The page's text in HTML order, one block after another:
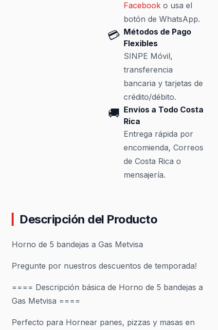
Facebooko usa el
botón de WhatsApp.
💳 Métodos de Pago
Flexibles
SINPE Móvil,
transferencia
bancaria y tarjetas de
crédito/débito.
🚚 Envíos a Todo Costa
Rica
Entrega rápida por
encomienda, Correos
de Costa Rica o
mensajería.
Descripción del Producto
Horno de 5 bandejas a Gas Metvisa
Pregunte por nuestros descuentos de temporada!
==== Descripción básica de Horno de 5 bandejas a
Gas Metvisa ====
Perfecto para Hornear panes, pizzas y masas en